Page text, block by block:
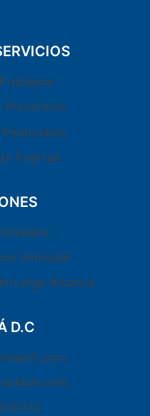
Preventivo
Puertas
Vehicular
Largo Alcance
D.C